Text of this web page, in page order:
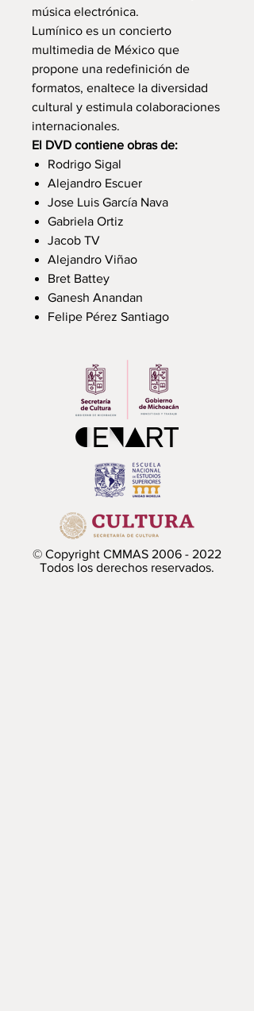
música electrónica.
Lumínico es un concierto
multimedia de México que
propone una redefinición de
formatos, enaltece la diversidad
cultural y estimula colaboraciones
internacionales.
El DVD contiene obras de:
Rodrigo Sigal
Alejandro Escuer
Jose Luis García Nava
Gabriela Ortiz
Jacob TV
Alejandro Viñao
Bret Battey
Ganesh Anandan
Felipe Pérez Santiago
© Copyright CMMAS 2006 - 2022
Todos los derechos reservados.